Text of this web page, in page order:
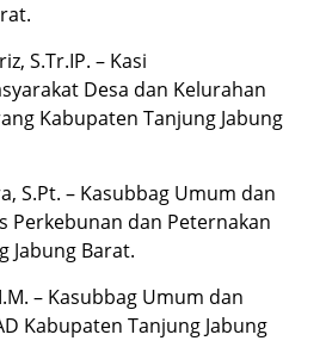
S.Tr.IP. – Kasi
Desa dan Kelurahan
Kabupaten Tanjung Jabung
S.Pt. – Kasubbag Umum dan
Perkebunan dan Peternakan
Jabung Barat.
– Kasubbag Umum dan
Kabupaten Tanjung Jabung